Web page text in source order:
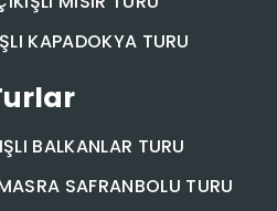
KAPADOKYA TURU
BALKANLAR TURU
SAFRANBOLU TURU